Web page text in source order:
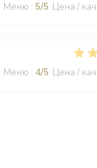
Меню : 5/5 Цена /
Меню : 4/5 Цена /